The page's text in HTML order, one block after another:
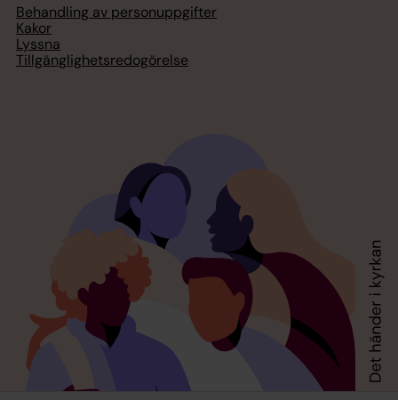
Behandling av personuppgifter
Kakor
Lyssna
Tillgänglighetsredogörelse